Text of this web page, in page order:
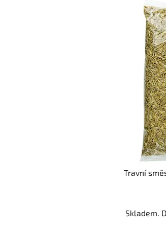
Travní
Skladem.